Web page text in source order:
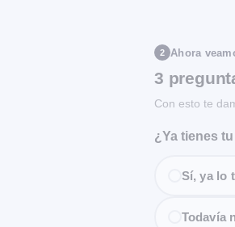
2 Ahora
3
Con esto te
¿Ya tienes
Sí, ya lo
Todavía